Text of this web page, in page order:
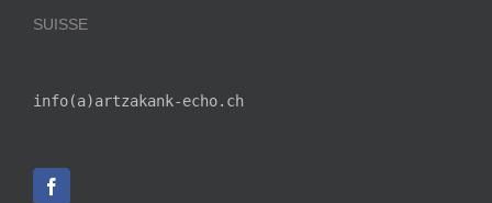
SUISSE
info(a)artzakank-echo.ch